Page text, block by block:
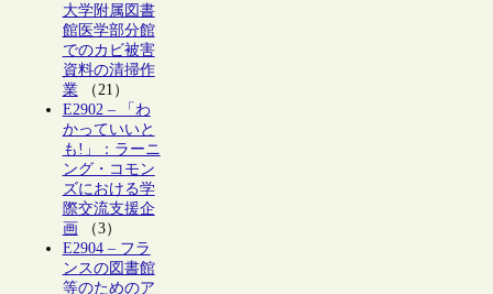
大学附属図書
館医学部分館
でのカビ被害
資料の清掃作
業（21）
E2902 – 「わ
かっていいと
も!」：ラーニ
ング・コモン
ズにおける学
際交流支援企
画 （3）
E2904 – フラ
ンスの図書館
等のためのア